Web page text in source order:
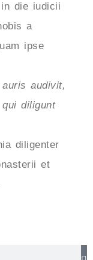
die iudicii
a
ipse
audivit,
diligunt
diligenter
et